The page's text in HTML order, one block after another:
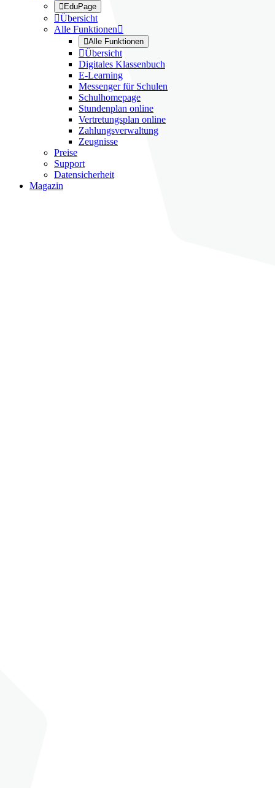
EduPage
Übersicht
Alle Funktionen
Alle Funktionen
Übersicht
Digitales Klassenbuch
E-Learning
Messenger für Schulen
Schulhomepage
Stundenplan online
Vertretungsplan online
Zahlungsverwaltung
Zeugnisse
Preise
Support
Datensicherheit
Magazin